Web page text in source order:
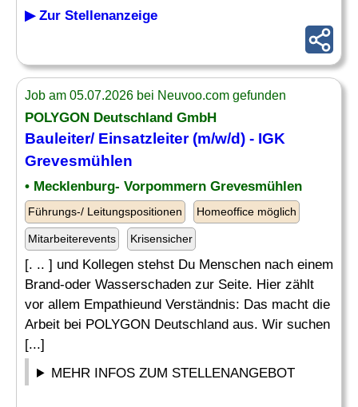
▶ Zur Stellenanzeige
Job am 05.07.2026 bei Neuvoo.com gefunden
POLYGON Deutschland GmbH
Bauleiter/ Einsatzleiter(m/w/d) - IGK
Grevesmühlen
• Mecklenburg- Vorpommern Grevesmühlen
Führungs-/ Leitungspositionen Homeoffice möglich
Mitarbeiterevents Krisensicher
[. .. ] und Kollegen stehst Du Menschen nach einem
Brand-oder Wasserschaden zur Seite. Hier zählt
vor allem Empathieund Verständnis: Das macht die
Arbeit bei POLYGON Deutschland aus. Wir suchen
[...]
MEHR INFOS ZUM STELLENANGEBOT